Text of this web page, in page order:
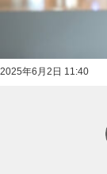
2025年6月2日 11:40